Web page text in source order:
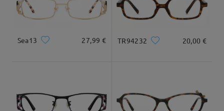
Livré
Sea13 27,99 € TR94232 20,00 €